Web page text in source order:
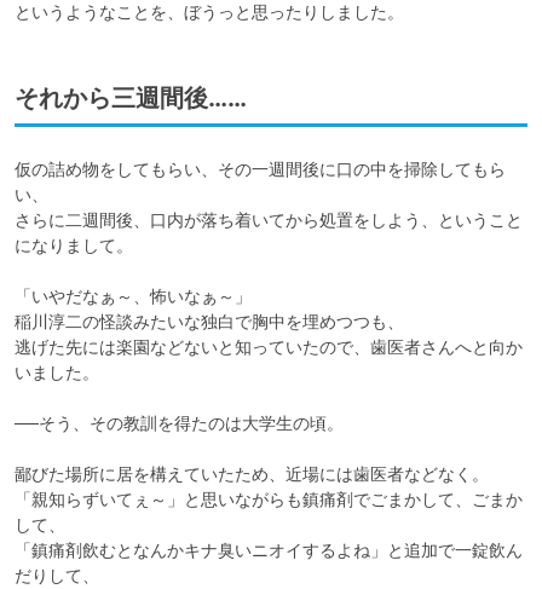
というようなことを、ぼうっと思ったりしました。
それから三週間後……
仮の詰め物をしてもらい、その一週間後に口の中を掃除してもら
い、
さらに二週間後、口内が落ち着いてから処置をしよう、ということ
になりまして。
「いやだなぁ～、怖いなぁ～」
稲川淳二の怪談みたいな独白で胸中を埋めつつも、
逃げた先には楽園などないと知っていたので、歯医者さんへと向か
いました。
──そう、その教訓を得たのは大学生の頃。
鄙びた場所に居を構えていたため、近場には歯医者などなく。
「親知らずいてぇ～」と思いながらも鎮痛剤でごまかして、ごまか
して、
「鎮痛剤飲むとなんかキナ臭いニオイするよね」と追加で一錠飲ん
だりして、